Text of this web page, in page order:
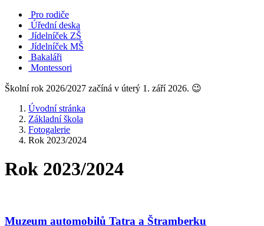
Pro rodiče
Úřední deska
Jídelníček ZŠ
Jídelníček MŠ
Bakaláři
Montessori
Školní rok 2026/2027 začíná v úterý 1. září 2026. 😉
Úvodní stránka
Základní škola
Fotogalerie
Rok 2023/2024
Rok 2023/2024
Muzeum automobilů Tatra a Štramberku